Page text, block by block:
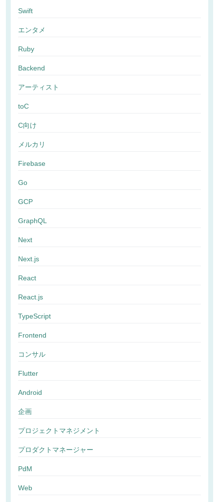
Swift
エンタメ
Ruby
Backend
アーティスト
toC
C向け
メルカリ
Firebase
Go
GCP
GraphQL
Next
Next.js
React
React.js
TypeScript
Frontend
コンサル
Flutter
Android
企画
プロジェクトマネジメント
プロダクトマネージャー
PdM
Web